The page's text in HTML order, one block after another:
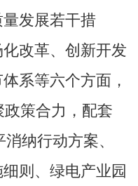
发展若干措
改革、创新开发
系等六个方面，
策合力，配套
纳行动方案、
则、绿电产业园